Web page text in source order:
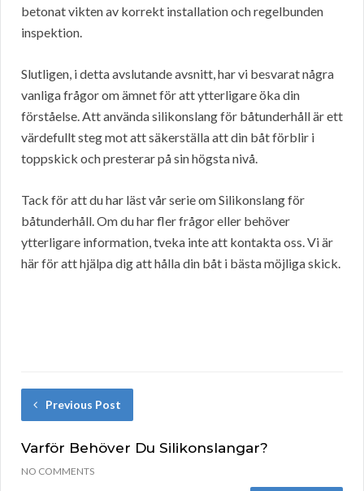
betonat vikten av korrekt installation och regelbunden
inspektion.
Slutligen, i detta avslutande avsnitt, har vi besvarat några
vanliga frågor om ämnet för att ytterligare öka din
förståelse. Att använda silikonslang för båtunderhåll är ett
värdefullt steg mot att säkerställa att din båt förblir i
toppskick och presterar på sin högsta nivå.
Tack för att du har läst vår serie om Silikonslang för
båtunderhåll. Om du har fler frågor eller behöver
ytterligare information, tveka inte att kontakta oss. Vi är
här för att hjälpa dig att hålla din båt i bästa möjliga skick.
Previous Post
Varför Behöver Du Silikonslangar?
NO COMMENTS